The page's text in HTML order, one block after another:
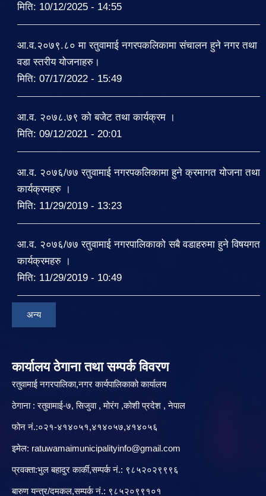
मिति: 10/12/2025 - 14:55
आ.व.२०७९.८० मा रतुवामाई नगरपकलिकामा संचालन हुने नगर तथा
वडा स्तरीय योजनाहरु।
मिति: 07/17/2022 - 15:49
आ.व. २०७८.७९ को बजेट तथा कार्यक्रम ।
मिति: 09/12/2021 - 20:01
आ.व. २०७६/७७ रतुवामाई नगरपकलिकामा हुने क्रमागत योजना तथा
कार्यक्रमहरु ।
मिति: 11/29/2019 - 13:23
आ.व. २०७६/७७ रतुवामाई नगरपालिकाको सबै वडाहरुमा हुने विषयगत
कार्यक्रमहरु ।
मिति: 11/29/2019 - 10:49
अन्य
कार्यालय ठेगाना तथा सम्पर्क विवरण
रतुवामाई नगरपालिका,नगर कार्यपालिकाको कार्यालय
ठेगाना : रतुवामाई-७, सिजुवा , मोरंग ,कोशी प्रदेश , नेपाल
फोन नं.:०२१-४१४०५१,४१४०५७,४१४०५६
इमेल: ratuwamaimunicipalityinfo@gmail.com
प्रवक्ता:भुल बहादुर कार्की,सम्पर्क नं.: ९८५२०२९९९६
बारु‌ण यन्त्र/दमकल,सम्पर्क नं.: ९८५२०९९१०१